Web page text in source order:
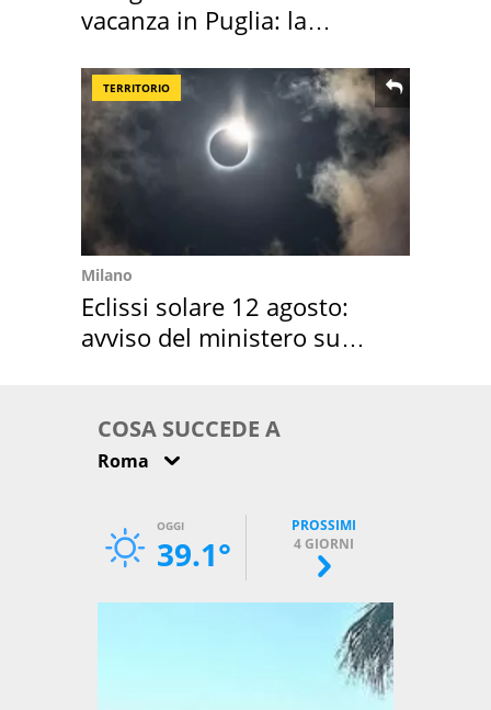
vacanza in Puglia: la
TERRITORIO
Milano
Eclissi solare 12 agosto:
avviso del ministero su